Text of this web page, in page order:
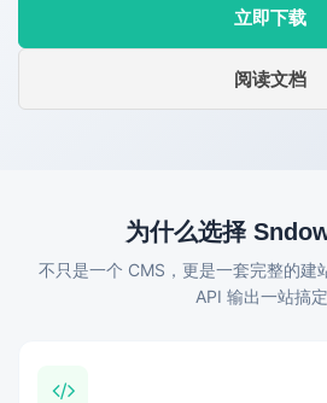
立即下载
阅读文档
为什么选择
不只是一个 CMS，更是一套完整的建
API 输出一站搞定